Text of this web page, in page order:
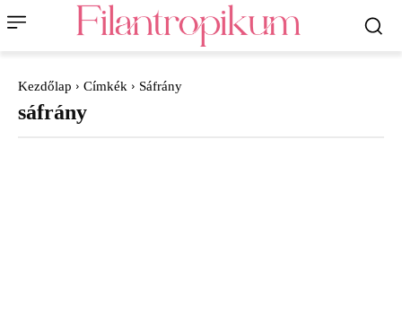
Kezdőlap Címkék Sáfrány
sáfrány